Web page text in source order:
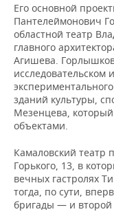
Его основной
Пантелеймонович
областной театр
главного
Агишева.
исследовательском
зданий культуры,
Мезенцева,
объектами.
Камаловский театр
Горького, 13, в
вечных гастролях
тогда, по сути,
бригады — и второй